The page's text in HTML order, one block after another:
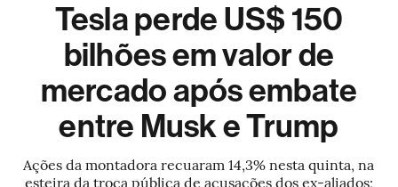
Tesla perde US$ 150
bilhões em valor de
mercado após embate
entre Musk e Trump
Ações da montadora recuaram 14,3% nesta quinta, na
esteira da troca pública de acusações dos ex-aliados;